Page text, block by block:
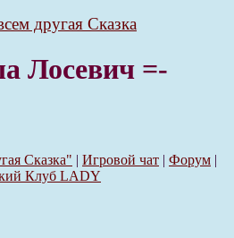
другая Сказка
Лосевич =-
Сказка" | Игровой чат | Форум |
Клуб LADY